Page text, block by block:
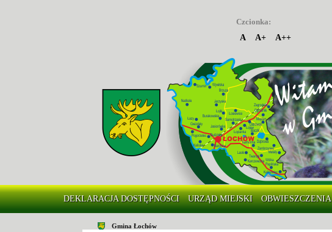
Czcionka:
A
A+ A++
DEKLARACJA DOSTĘPNOŚCI URZĄD MIEJSKI OBWIESZCZENIA
Gmina Łochów